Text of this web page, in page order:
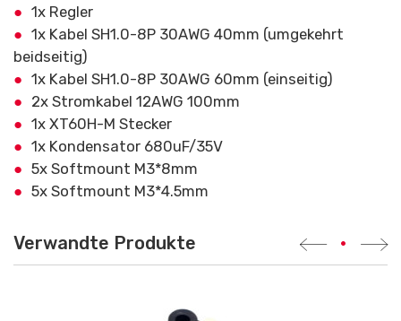
1x Regler
1x Kabel SH1.0-8P 30AWG 40mm (umgekehrt
beidseitig)
1x Kabel SH1.0-8P 30AWG 60mm (einseitig)
2x Stromkabel 12AWG 100mm
1x XT60H-M Stecker
1x Kondensator 680uF/35V
5x Softmount M3*8mm
5x Softmount M3*4.5mm
Verwandte Produkte •